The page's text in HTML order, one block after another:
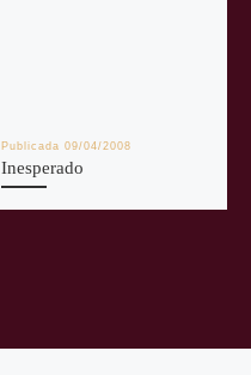
Publicada09/04/2008
Inesperado